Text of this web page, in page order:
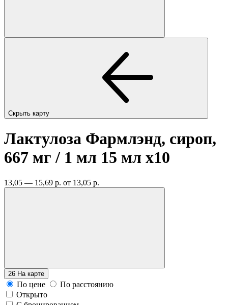
Скрыть карту
Лактулоза Фармлэнд, сироп,
667 мг / 1 мл 15 мл x10
13,05 — 15,69 р. от 13,05 р.
26 На карте
По цене
По расстоянию
Открыто